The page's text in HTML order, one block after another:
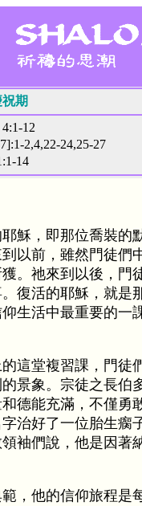
期
12
2,4,22-24,25-27
14
穌，即那位喬裝的
以前，雖然門徒們
。祂來到以後，門
復活的耶穌，就是
生活中最重要的一
這堂複習課，門徒
景象。宗徒之長伯
德能充滿，不僅勇
治好了一位胎生瘸
袖們說，他是因著
，他的信仰旅程是